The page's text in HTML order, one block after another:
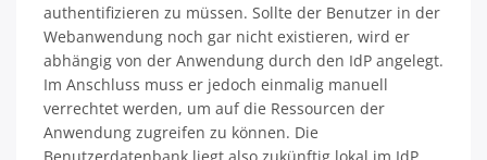
authentifizieren zu müssen. Sollte der Benutzer in der
Webanwendung noch gar nicht existieren, wird er
abhängig von der Anwendung durch den IdP angelegt.
Im Anschluss muss er jedoch einmalig manuell
verrechtet werden, um auf die Ressourcen der
Anwendung zugreifen zu können. Die